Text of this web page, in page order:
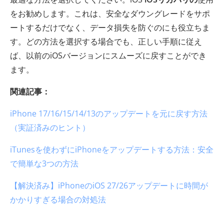
をお勧めします。これは、安全なダウングレードをサポ
ートするだけでなく、データ損失を防ぐのにも役立ちま
す。どの方法を選択する場合でも、正しい手順に従え
ば、以前のiOSバージョンにスムーズに戻すことができ
ます。
関連記事：
iPhone 17/16/15/14/13のアップデートを元に戻す方法
（実証済みのヒント）
iTunesを使わずにiPhoneをアップデートする方法：安全
で簡単な3つの方法
【解決済み】iPhoneのiOS 27/26アップデートに時間が
かかりすぎる場合の対処法